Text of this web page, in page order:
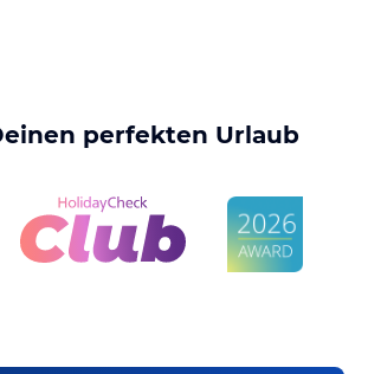
perfekten Urlaub